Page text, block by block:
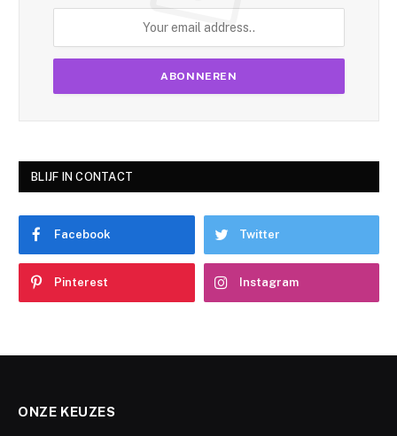
BLIJF IN CONTACT
Facebook Twitter
Pinterest Instagram
ONZE KEUZES